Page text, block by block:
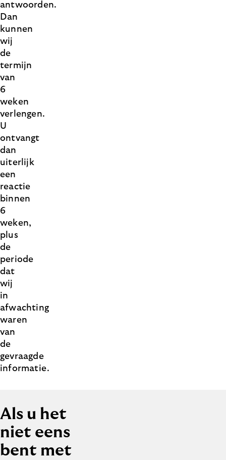
antwoorden.
Dan
kunnen
wij
de
termijn
van
6
weken
verlengen.
U
ontvangt
dan
uiterlijk
een
reactie
binnen
6
weken,
plus
de
periode
dat
wij
in
afwachting
waren
van
de
gevraagde
informatie.
Als u het
niet eens
bent met